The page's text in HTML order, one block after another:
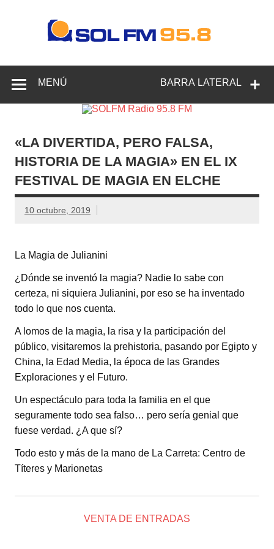
Crevillente, Radio en Vega Baja y Radio en el Medio
BARRA LATERAL
MENÚ
«LA DIVERTIDA, PERO FALSA,
HISTORIA DE LA MAGIA» EN EL IX
FESTIVAL DE MAGIA EN ELCHE
10 octubre, 2019
La Magia de Julianini
¿Dónde se inventó la magia? Nadie lo sabe con
certeza, ni siquiera Julianini, por eso se ha inventado
todo lo que nos cuenta.
A lomos de la magia, la risa y la participación del
público, visitaremos la prehistoria, pasando por Egipto y
China, la Edad Media, la época de las Grandes
Exploraciones y el Futuro.
Un espectáculo para toda la familia en el que
seguramente todo sea falso… pero sería genial que
fuese verdad. ¿A que sí?
Todo esto y más de la mano de La Carreta: Centro de
Títeres y Marionetas
VENTA DE ENTRADAS